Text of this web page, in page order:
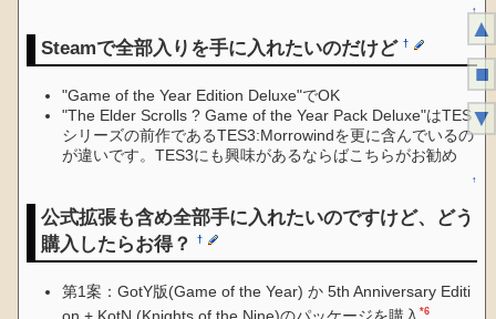
↑
Steamで全部入りを手に入れたいのだけど†
"Game of the Year Edition Deluxe"でOK
"The Elder Scrolls ? Game of the Year Pack Deluxe"はTES
シリーズの前作であるTES3:Morrowindを更に含んでいるの
が違いです。TES3にも興味があるならばこちらがお勧め
↑
公式拡張も含め全部手に入れたいのですけど、どう
購入したらお得？†
第1案：GotY版(Game of the Year) か 5th Anniversary Editi
*6
▲
■
▼